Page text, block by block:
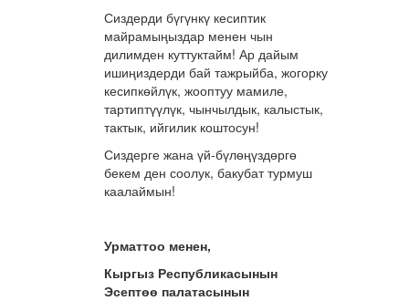
Сиздерди бүгүнкү кесиптик
майрамыңыздар менен чын
дилимден куттуктайм! Ар дайым
ишиңиздерди бай тажрыйба, жогорку
кесипкөйлүк, жооптуу мамиле,
тартиптүүлүк, чынчылдык, калыстык,
тактык, ийгилик коштосун!
Сиздерге жана үй-бүлөңүздөргө
бекем ден соолук, бакубат турмуш
каалаймын!
Урматтоо менен,
Кыргыз Республикасынын
Эсептөө палатасынын